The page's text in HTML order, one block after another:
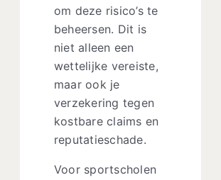
om deze risico’s te
beheersen. Dit is
niet alleen een
wettelijke vereiste,
maar ook je
verzekering tegen
kostbare claims en
reputatieschade.
Voor sportscholen